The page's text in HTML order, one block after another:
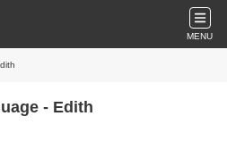
MENU
- Edith